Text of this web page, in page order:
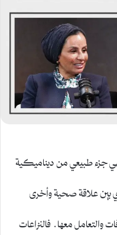
جزء طبيعي من ديناميكية
بين علاقة صحية وأخرى
والتعامل معها. فالنزاعات